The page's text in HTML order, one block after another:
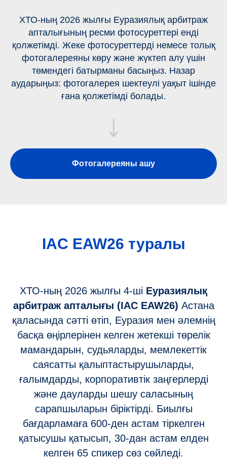
ХТО-ның 2026 жылғы Еуразиялық арбитраж
апталығының ресми фотосуреттері енді
қолжетімді. Жеке фотосуреттерді немесе толық
фотогалереяны көру және жүктеп алу үшін
төмендегі батырманы басыңыз. Назар
аударыңыз: фотогалерея шектеулі уақыт ішінде
ғана қолжетімді болады.
Фотогалереяны ашу
IAC EAW26 туралы
ХТО-ның 2026 жылғы 4-ші Еуразиялық
арбитраж апталығы (IAC EAW26) Астана
қаласында сәтті өтіп, Еуразия мен әлемнің
басқа өңірлерінен келген жетекші төрелік
мамандарын, судьяларды, мемлекеттік
саясатты қалыптастырушыларды,
ғалымдарды, корпоративтік заңгерлерді
және дауларды шешу саласының
сарапшыларын біріктірді. Биылғы
бағдарламаға 600-ден астам тіркелген
қатысушы қатысып, 30-дан астам елден
келген 65 спикер сөз сөйледі.